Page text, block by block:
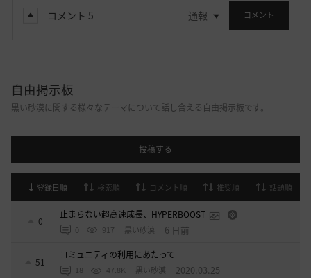
コメント 5 通報 コメント
自由掲示板
黒い砂漠に関する様々なテーマについて話し合える自由掲示板です。
投稿する
登録日順 検索順 コメント順 推奨順 話題順
0
止まらない超高速成長、HYPERBOOST
0 917 黒い砂漠 6 日前
51
コミュニティの利用にあたって
18 47.8K 黒い砂漠 2020.03.25